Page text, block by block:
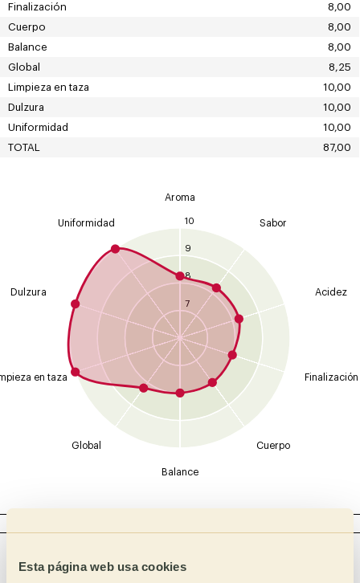
Esta página web usa cookies
Finalización
8,00
Cuerpo
8,00
Balance
8,00
Global
8,25
Limpieza en taza
10,00
Dulzura
10,00
Uniformidad
10,00
TOTAL
87,00
10
9
8
7
Aroma
Sabor
Acidez
Finalización
Cuerpo
Balance
Global
en taza
Dulzura
Uniformidad
Alta